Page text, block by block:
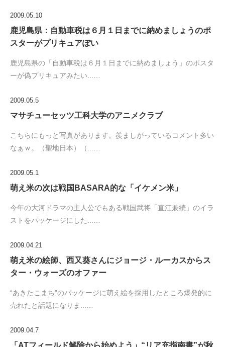
2009.05.10
鹿児島県：自動車税は６月１日までに納めましょうのポ
スターがプリキュアぽい
鹿児島県の「自動車税は６月１日までに納めましょう」のポスタ
ーが偽プリキュアみたい...…
2009.05.5
マサチューセッツ工科大学のアニメクラブ
こちらにもっと写真があります。羨ましがっているコメント多い
なぁｗ。（聖地日本）（...…
2009.05.1
萌え米の次は戦国BASARA的な「イケメン米」
今年の大河ドラマの主人公でもある戦国武将「直江兼続」のイラ
ストをパッケージにした...…
2009.04.21
萌え米の絵師、西又葵さんにジョージ・ルーカスからス
ター・ウォーズのオファー
“あきたこまち”のパッケージに萌え絵を採用したところ爆発的に
売れたと話題になりま...…
2009.04.7
「ATフィールド解除から始めよう」“リア充指南書”が秋